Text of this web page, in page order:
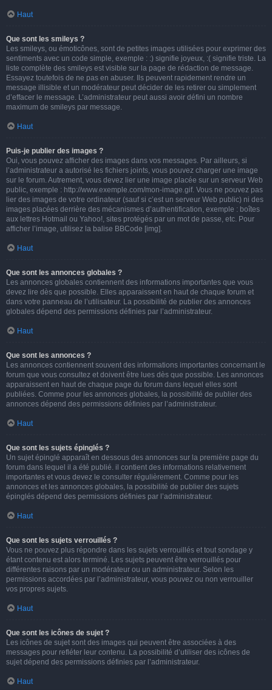
Haut
Que sont les smileys ?
Les smileys, ou émoticônes, sont de petites images utilisées pour exprimer des
sentiments avec un code simple, exemple : :) signifie joyeux, :( signifie triste. La
liste complète des smileys est visible sur la page de rédaction de message.
Essayez toutefois de ne pas en abuser. Ils peuvent rapidement rendre un
message illisible et un modérateur peut décider de les retirer ou simplement
d’effacer le message. L’administrateur peut aussi avoir défini un nombre
maximum de smileys par message.
Haut
Puis-je publier des images ?
Oui, vous pouvez afficher des images dans vos messages. Par ailleurs, si
l’administrateur a autorisé les fichiers joints, vous pouvez charger une image
sur le forum. Autrement, vous devez lier une image placée sur un serveur Web
public, exemple : http://www.exemple.com/mon-image.gif. Vous ne pouvez pas
lier des images de votre ordinateur (sauf si c’est un serveur Web public) ni des
images placées derrière des mécanismes d’authentification, exemple : boîtes
aux lettres Hotmail ou Yahoo!, sites protégés par un mot de passe, etc. Pour
afficher l’image, utilisez la balise BBCode [img].
Haut
Que sont les annonces globales ?
Les annonces globales contiennent des informations importantes que vous
devez lire dès que possible. Elles apparaissent en haut de chaque forum et
dans votre panneau de l’utilisateur. La possibilité de publier des annonces
globales dépend des permissions définies par l’administrateur.
Haut
Que sont les annonces ?
Les annonces contiennent souvent des informations importantes concernant le
forum que vous consultez et doivent être lues dès que possible. Les annonces
apparaissent en haut de chaque page du forum dans lequel elles sont
publiées. Comme pour les annonces globales, la possibilité de publier des
annonces dépend des permissions définies par l’administrateur.
Haut
Que sont les sujets épinglés ?
Un sujet épinglé apparaît en dessous des annonces sur la première page du
forum dans lequel il a été publié. il contient des informations relativement
importantes et vous devez le consulter régulièrement. Comme pour les
annonces et les annonces globales, la possibilité de publier des sujets
épinglés dépend des permissions définies par l’administrateur.
Haut
Que sont les sujets verrouillés ?
Vous ne pouvez plus répondre dans les sujets verrouillés et tout sondage y
étant contenu est alors terminé. Les sujets peuvent être verrouillés pour
différentes raisons par un modérateur ou un administrateur. Selon les
permissions accordées par l’administrateur, vous pouvez ou non verrouiller
vos propres sujets.
Haut
Que sont les icônes de sujet ?
Les icônes de sujet sont des images qui peuvent être associées à des
messages pour refléter leur contenu. La possibilité d’utiliser des icônes de
sujet dépend des permissions définies par l’administrateur.
Haut